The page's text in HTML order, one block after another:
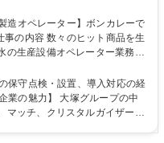
の生産設備オペレーター業務を
にも携わることができます。
ラインにおける管理業務 ■製
容変更の範囲：弊社の定める
保守点検・設置、導入対応の経
マッチ、クリスタルガイザーな